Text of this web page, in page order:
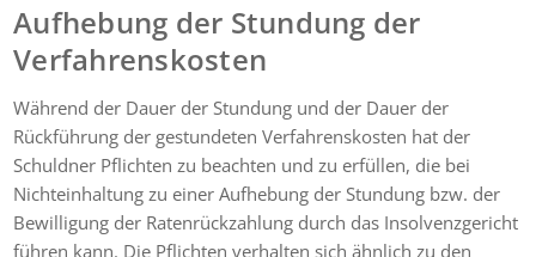
Aufhebung der Stundung der
Verfahrenskosten
Während der Dauer der Stundung und der Dauer der
Rückführung der gestundeten Verfahrenskosten hat der
Schuldner Pflichten zu beachten und zu erfüllen, die bei
Nichteinhaltung zu einer Aufhebung der Stundung bzw. der
Bewilligung der Ratenrückzahlung durch das Insolvenzgericht
führen kann. Die Pflichten verhalten sich ähnlich zu den